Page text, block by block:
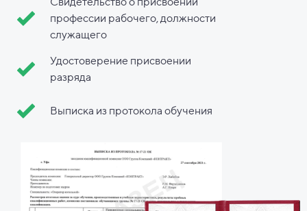
профессии рабочего, должности
служащего
Удостоверение присвоении
разряда
Выписка из протокола обучения